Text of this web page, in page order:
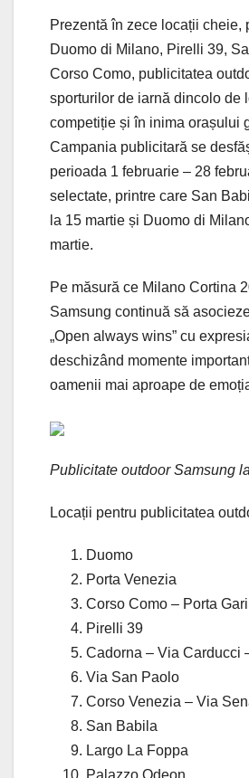
Prezentă în zece locații cheie,
Duomo di Milano, Pirelli 39,
Corso Como, publicitatea
sporturilor de iarnă dincolo de
competiție și în inima orașului
Campania publicitară se
perioada 1 februarie – 28
selectate, printre care San
la 15 martie și Duomo di
martie.
Pe măsură ce Milano Cortina
Samsung continuă să
„Open always wins” cu
deschizând momente
oamenii mai aproape de
Publicitate outdoor Samsung
Locații pentru publicitatea
Duomo
Porta Venezia
Corso Como – Porta
Pirelli 39
Cadorna – Via Carducci
Via San Paolo
Corso Venezia – Via
San Babila
Largo La Foppa
Palazzo Odeon